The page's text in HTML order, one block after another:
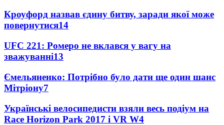
Кроуфорд назвав єдину битву, заради якої може
повернутися14
UFC 221: Ромеро не вклався у вагу на
зважуванні13
Ємельяненко: Потрібно було дати ще один шанс
Мітріону7
Українські велосипедисти взяли весь подіум на
Race Horizon Park 2017 і VR W4